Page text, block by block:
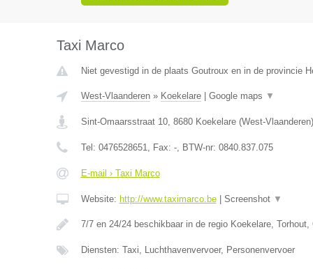
Taxi Marco
Niet gevestigd in de plaats Goutroux en in de provincie
West-Vlaanderen» Koekelare| Google maps ▼
Sint-Omaarsstraat 10, 8680 Koekelare(West-Vlaanderen)
Tel: 0476528651, Fax: -, BTW-nr: 0840.837.075
E-mail › Taxi Marco
Website: http://www.taximarco.be| Screenshot ▼
7/7 en 24/24 beschikbaar in de regio Koekelare,
Diensten: Taxi, Luchthavenvervoer, Personenvervoer